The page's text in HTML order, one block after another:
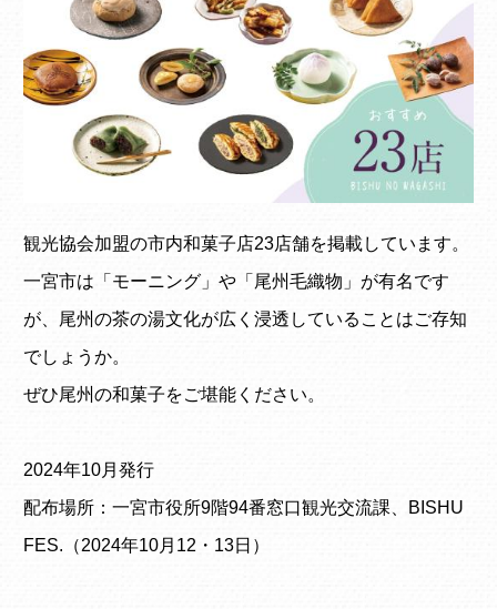
観光協会加盟の市内和菓子店23店舗を掲載しています。
一宮市は「モーニング」や「尾州毛織物」が有名です
が、尾州の茶の湯文化が広く浸透していることはご存知
でしょうか。
ぜひ尾州の和菓子をご堪能ください。
2024年10月発行
配布場所：一宮市役所9階94番窓口観光交流課、BISHU
FES.（2024年10月12・13日）